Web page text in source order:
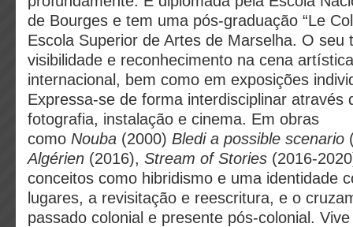
de Bourges e tem uma pós-graduação “Le
Escola Superior de Artes de Marselha. O seu
visibilidade e reconhecimento na cena
internacional, bem como em exposições
Expressa-se de forma interdisciplinar através
fotografia, instalação e cinema. Em obras
como Nouba (2000) Bledi a possible scenario
Algérien (2016), Stream of Stories (2016-
conceitos como hibridismo e uma identidade
lugares, a revisitação e reescritura, e o
passado colonial e presente pós-colonial.